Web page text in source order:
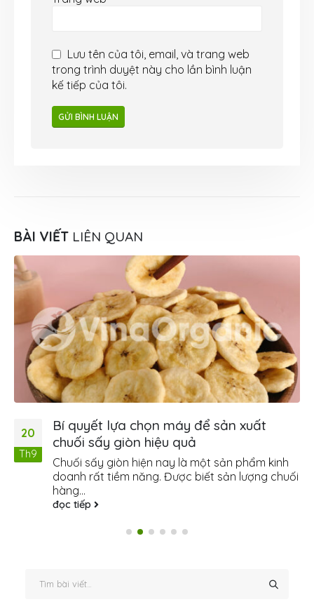
Lưu tên của tôi, email, và trang web
trong trình duyệt này cho lần bình luận
kế tiếp của tôi.
BÀI VIẾT LIÊN QUAN
20
Th9
Bí quyết lựa chọn máy để sản xuất
chuối sấy giòn hiệu quả
Chuối sấy giòn hiện nay là một sản phẩm kinh
doanh rất tiềm năng. Được biết sản lượng chuối
hàng...
đọc tiếp